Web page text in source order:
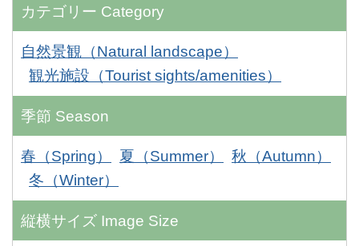
カテゴリー Category
自然景観（Natural landscape）
観光施設（Tourist sights/amenities）
季節 Season
春（Spring） 夏（Summer）
秋（Autumn）
冬（Winter）
縦横サイズ Image Size